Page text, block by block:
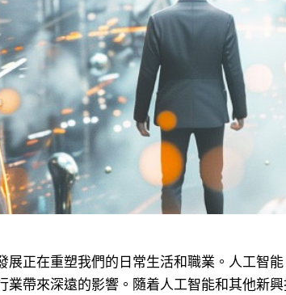
展正在重塑我們的日常生活和職業。人工智
業帶來深遠的影響。隨着人工智能和其他新